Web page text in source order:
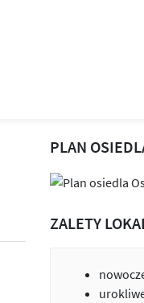
PLAN
ZALETY